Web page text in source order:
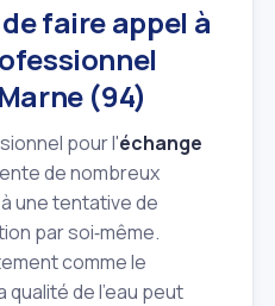
faire appel à
(94)
pour l'échange
de nombreux
une tentative de
par soi‑même.
comme le
qualité de l'eau peut